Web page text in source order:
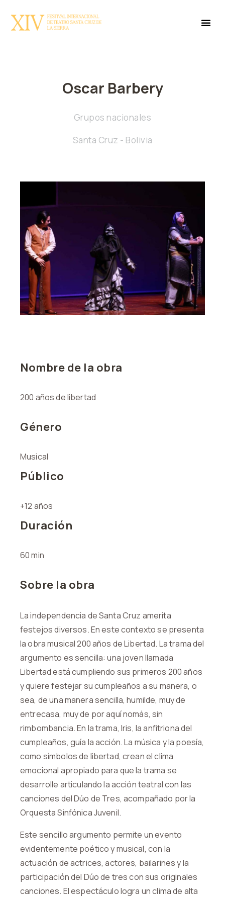
Oscar Barbery
Grupos nacionales
Santa Cruz - Bolivia
Nombre de la obra
200 años de libertad
Género
Musical
Público
+12 años
Duración
60 min
Sobre la obra
La independencia de Santa Cruz amerita
festejos diversos. En este contexto se presenta
la obra musical 200 años de Libertad. La trama del
argumento es sencilla: una joven llamada
Libertad está cumpliendo sus primeros 200 años
y quiere festejar su cumpleaños a su manera, o
sea, de una manera sencilla, humilde, muy de
entrecasa, muy de por aquí nomás, sin
rimbombancia. En la trama, Iris, la anfitriona del
cumpleaños, guía la acción. La música y la poesía,
como símbolos de libertad, crean el clima
emocional apropiado para que la trama se
desarrolle articulando la acción teatral con las
canciones del Dúo de Tres, acompañado por la
Orquesta Sinfónica Juvenil.
Este sencillo argumento permite un evento
evidentemente poético y musical, con la
actuación de actrices, actores, bailarines y la
participación del Dúo de tres con sus originales
canciones. El espectáculo logra un clima de alta